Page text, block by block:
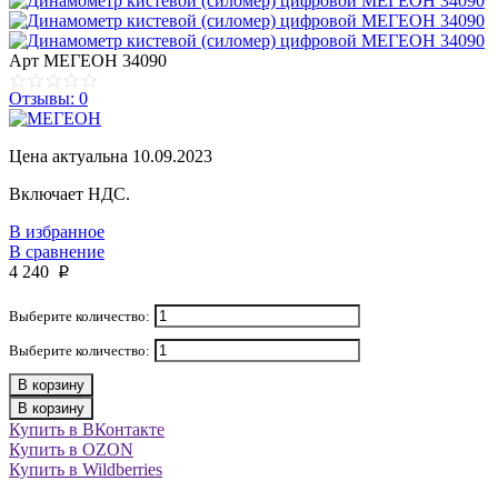
Арт МЕГЕОН 34090
Отзывы: 0
Цена актуальна 10.09.2023
Включает НДС.
В избранное
В сравнение
4 240 p
Выберите количество:
Выберите количество:
В корзину
В корзину
Купить в ВКонтакте
Купить в OZON
Купить в Wildberries